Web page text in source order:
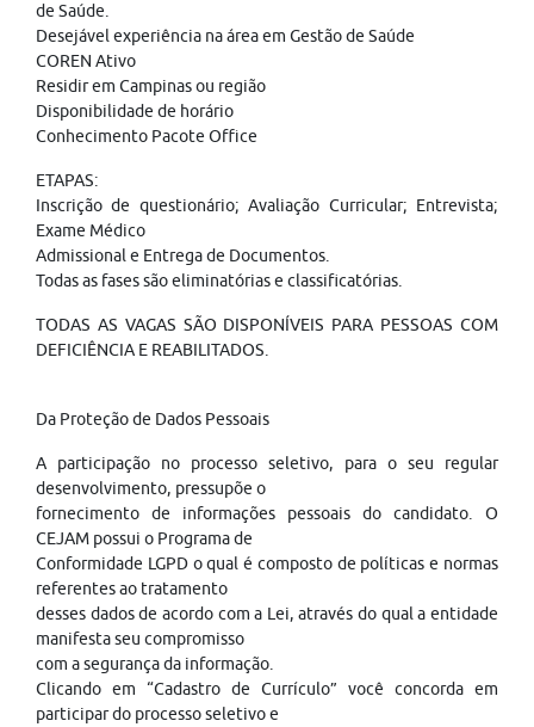
de Saúde.
Desejável experiência na área em Gestão de Saúde
COREN Ativo
Residir em Campinas ou região
Disponibilidade de horário
Conhecimento Pacote Office
ETAPAS:
Inscrição de questionário; Avaliação Curricular; Entrevista;
Exame Médico
Admissional e Entrega de Documentos.
Todas as fases são eliminatórias e classificatórias.
TODAS AS VAGAS SÃO DISPONÍVEIS PARA PESSOAS COM
DEFICIÊNCIA E REABILITADOS.
Da Proteção de Dados Pessoais
A participação no processo seletivo, para o seu regular
desenvolvimento, pressupõe o
fornecimento de informações pessoais do candidato. O
CEJAM possui o Programa de
Conformidade LGPD o qual é composto de políticas e normas
referentes ao tratamento
desses dados de acordo com a Lei, através do qual a entidade
manifesta seu compromisso
com a segurança da informação.
Clicando em “Cadastro de Currículo” você concorda em
participar do processo seletivo e